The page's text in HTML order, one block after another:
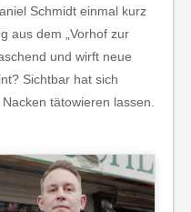
Schmidt einmal kurz
aus dem „Vorhof zur
und wirft neue
Sichtbar hat sich
tätowieren lassen.